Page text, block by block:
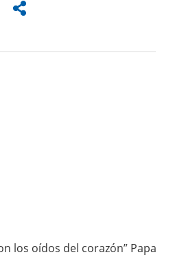
los oídos del corazón” Papa